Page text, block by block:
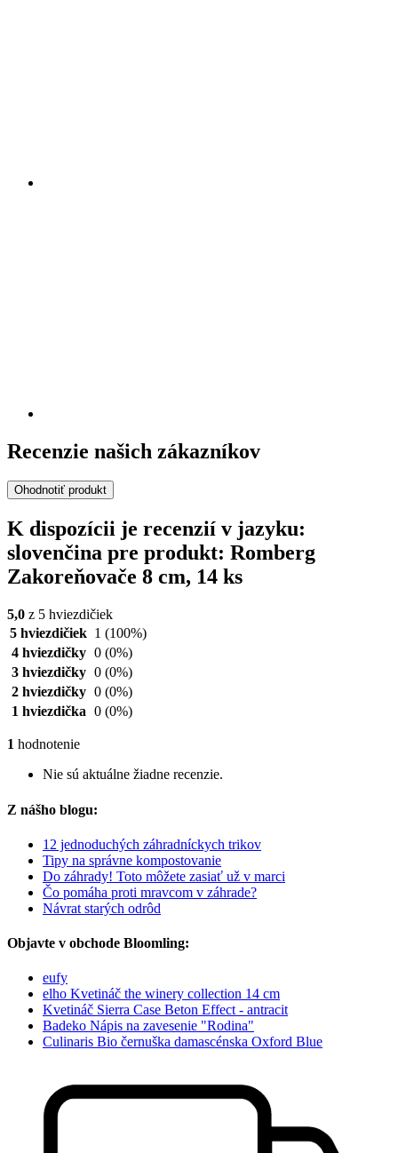
Recenzie našich zákazníkov
Ohodnotiť produkt
K dispozícii je recenzií v jazyku:
slovenčina pre produkt: Romberg
Zakoreňovače 8 cm, 14 ks
5,0 z 5 hviezdičiek
5 hviezdičiek 1 (100%)
4 hviezdičky 0 (0%)
3 hviezdičky 0 (0%)
2 hviezdičky 0 (0%)
1 hviezdička 0 (0%)
1 hodnotenie
Nie sú aktuálne žiadne recenzie.
Z nášho blogu:
12 jednoduchých záhradníckych trikov
Tipy na správne kompostovanie
Do záhrady! Toto môžete zasiať už v marci
Čo pomáha proti mravcom v záhrade?
Návrat starých odrôd
Objavte v obchode Bloomling:
eufy
elho Kvetináč the winery collection 14 cm
Kvetináč Sierra Case Beton Effect - antracit
Badeko Nápis na zavesenie "Rodina"
Culinaris Bio černuška damascénska Oxford Blue